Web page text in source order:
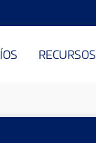
RECURSOS